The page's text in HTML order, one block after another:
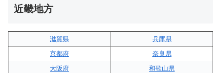
近畿地方
滋賀県
兵庫県
京都府
奈良県
大阪府
和歌山県